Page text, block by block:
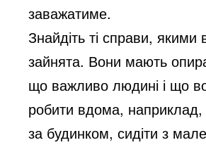
заважатиме.
Знайдіть ті справи, якими
зайнята. Вони мають
що важливо людині і що
робити вдома, наприклад,
за будинком, сидіти з